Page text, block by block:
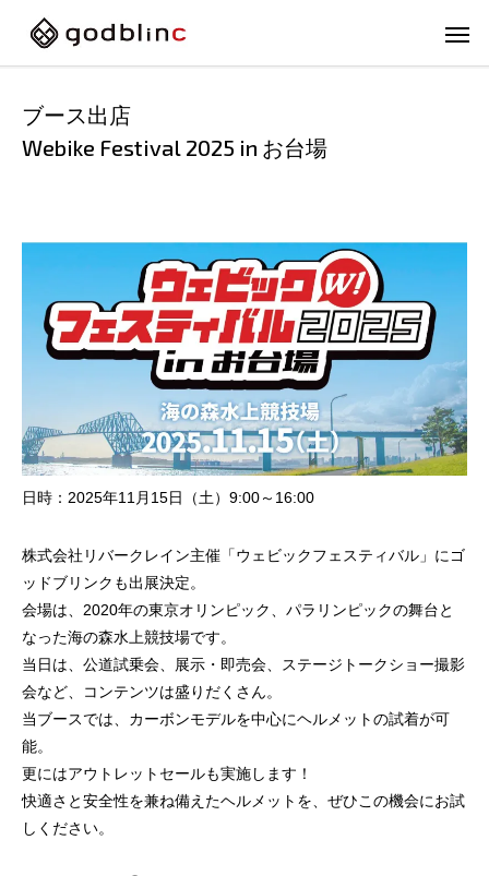
フルフェイス
FULL-FACE
スポー
ブース出店
Webike Festival 2025 in お台場
日時：2025年11月15日（土）9:00～16:00
株式会社リバークレイン主催「ウェビックフェスティバル」にゴ
ッドブリンクも出展決定。
会場は、2020年の東京オリンピック、パラリンピックの舞台と
なった海の森水上競技場です。
当日は、公道試乗会、展示・即売会、ステージトークショー撮影
会など、コンテンツは盛りだくさん。
当ブースでは、カーボンモデルを中心にヘルメットの試着が可
能。
更にはアウトレットセールも実施します！
快適さと安全性を兼ね備えたヘルメットを、ぜひこの機会にお試
しください。